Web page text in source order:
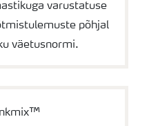
varustatuse
põhjal
väetusnormi.